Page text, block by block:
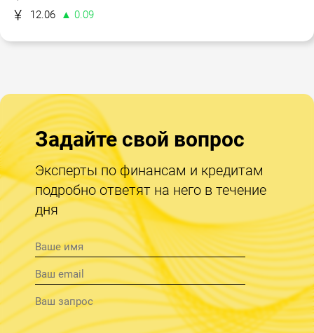
12.06
▲ 0.09
Задайте свой вопрос
Эксперты по финансам и кредитам
подробно ответят на него в течение
дня